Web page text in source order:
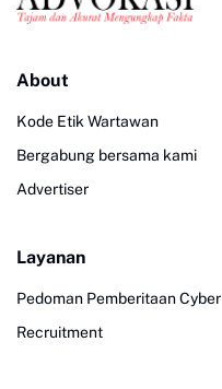
About
Kode Etik Wartawan
Bergabung bersama kami
Advertiser
Layanan
Pedoman Pemberitaan Cyber
Recruitment